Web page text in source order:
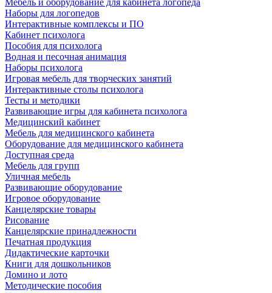
Мебель и оборудование для кабинета логопеда
Наборы для логопедов
Интерактивные комплексы и ПО
Кабинет психолога
Пособия для психолога
Водная и песочная анимация
Наборы психолога
Игровая мебель для творческих занятий
Интерактивные столы психолога
Тесты и методики
Развивающие игры для кабинета психолога
Медицинский кабинет
Мебель для медицинского кабинета
Оборудование для медицинского кабинета
Доступная среда
Мебель для групп
Уличная мебель
Развивающие оборудование
Игровое оборудование
Канцелярские товары
Рисование
Канцелярские принадлежности
Печатная продукция
Дидактические карточки
Книги для дошкольников
Домино и лото
Методические пособия